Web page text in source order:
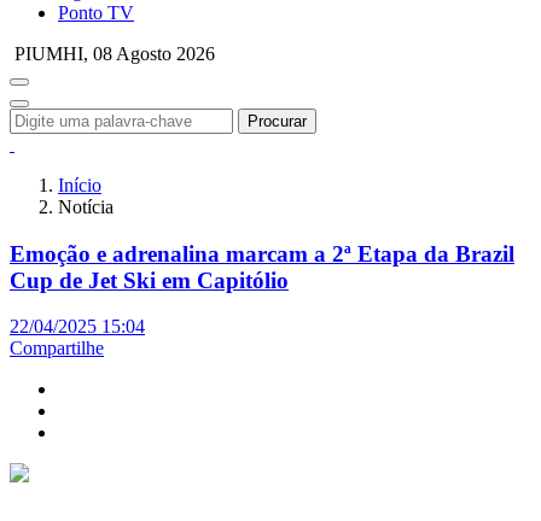
Ponto TV
PIUMHI, 08 Agosto 2026
Procurar
Início
Notícia
Emoção e adrenalina marcam a 2ª Etapa da Brazil
Cup de Jet Ski em Capitólio
22/04/2025 15:04
Compartilhe